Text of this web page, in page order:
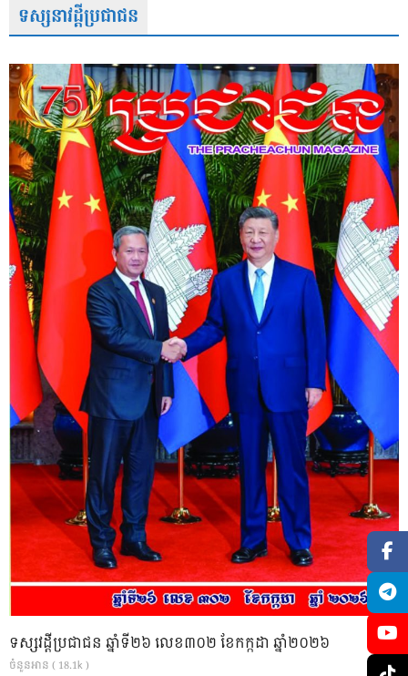
ទស្សនាវដ្តីប្រជាជន
ទស្សវដ្តីប្រជាជន ឆ្នាំទី២៦ លេខ៣០២ ខែកក្កដា ឆ្នាំ២០២៦
ចំនួនអាន ( 18.1k )